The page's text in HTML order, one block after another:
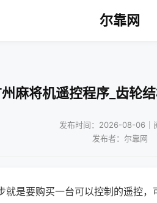
尔靠网
麻将机遥控程序_齿轮
发布时间：2026-08-06｜
发布者：尔靠网
就是要购买一台可以控制的遥控